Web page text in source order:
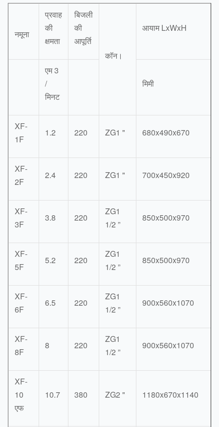
नमूना
प्रवाह
की
क्षमता
बिजली
की
आपूर्ति
कॉन।
आयाम LxWxH
एम 3
/
मिनट
मिमी
XF-
1F
1.2 220 ZG1 " 680x490x670
XF-
2F
2.4 220 ZG1 " 700x450x920
XF-
3F
3.8 220
ZG1
1/2 ”
850x500x970
XF-
5F
5.2 220
ZG1
1/2 ”
850x500x970
XF-
6F
6.5 220
ZG1
1/2 ”
900x560x1070
XF-
8F
8 220
ZG1
1/2 ”
900x560x1070
XF-
10
एफ
10.7 380 ZG2 " 1180x670x1140